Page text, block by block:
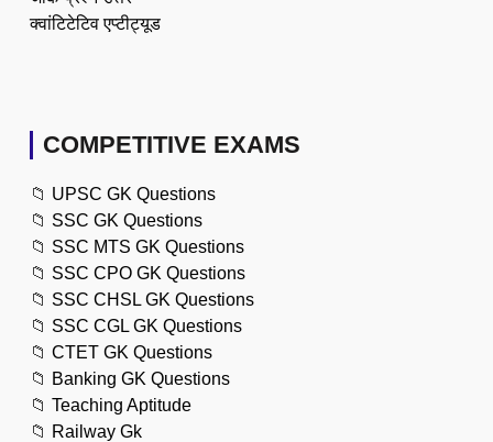
क्वांटिटेटिव एप्टीट्यूड
COMPETITIVE EXAMS
📁 UPSC GK Questions
📁 SSC GK Questions
📁 SSC MTS GK Questions
📁 SSC CPO GK Questions
📁 SSC CHSL GK Questions
📁 SSC CGL GK Questions
📁 CTET GK Questions
📁 Banking GK Questions
📁 Teaching Aptitude
📁 Railway Gk